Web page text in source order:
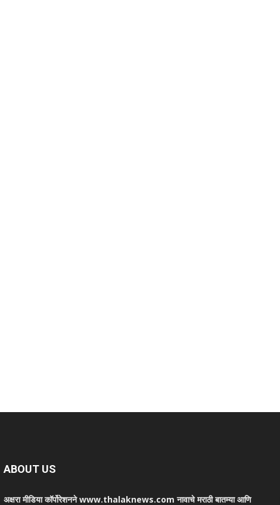
ABOUT US
अक्षरा मीडिया कॉर्पोरेशनने www.thalaknews.com नावाचे मराठी बातम्या आणि